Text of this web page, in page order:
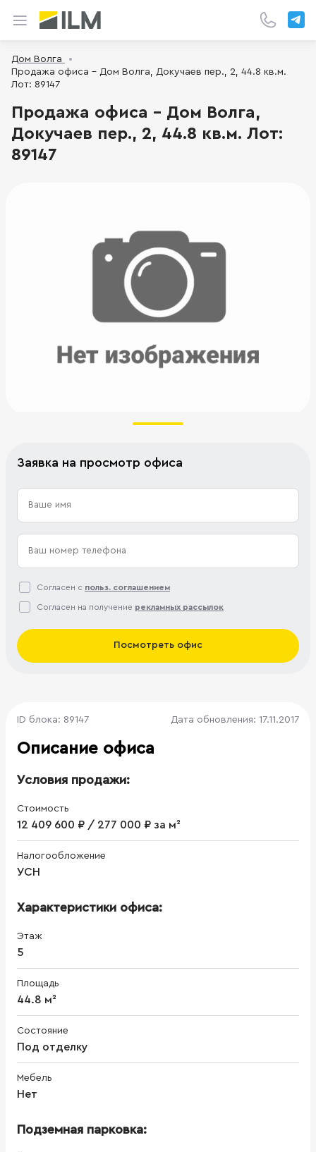
Дом Волга
Продажа офиса - Дом Волга, Докучаев пер., 2, 44.8 кв.м.
Лот: 89147
Продажа офиса - Дом Волга,
Докучаев пер., 2, 44.8 кв.м. Лот:
89147
Заявка на просмотр офиса
Согласен с польз. соглашением
Согласен на получение рекламных рассылок
Посмотреть офис
ID блока: 89147 Дата обновления: 17.11.2017
Описание офиса
Условия продажи:
Стоимость
12 409 600 ₽ / 277 000 ₽ за м²
Налогообложение
УСН
Характеристики офиса:
Этаж
5
Площадь
44.8 м²
Состояние
Под отделку
Мебель
Нет
Подземная парковка: